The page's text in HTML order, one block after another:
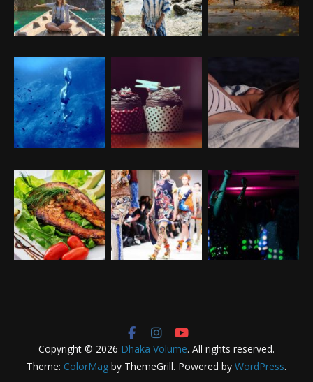
Copyright © 2026 Dhaka Volume. All rights reserved.
Theme: ColorMag by ThemeGrill. Powered by WordPress.